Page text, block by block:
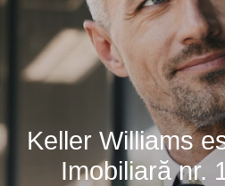
Keller Williams
Imobiliară nr.